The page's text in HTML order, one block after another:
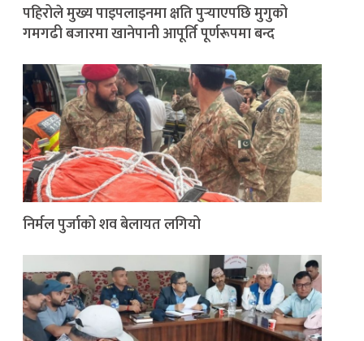
पहिरोले मुख्य पाइपलाइनमा क्षति पुर्‍याएपछि मुगुको
गमगढी बजारमा खानेपानी आपूर्ति पूर्णरूपमा बन्द
निर्मल पुर्जाको शव बेलायत लगियो